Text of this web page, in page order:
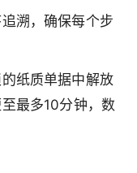
溯，确保每个步
纸质单据中解放
最多10分钟，数